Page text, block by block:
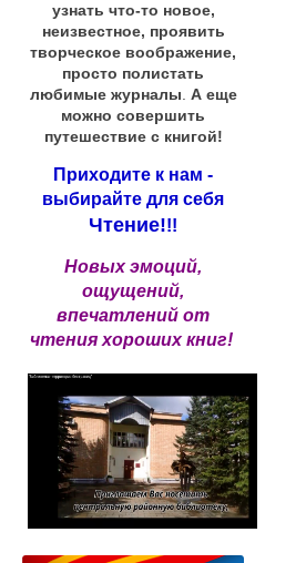
узнать что-то новое,
неизвестное, проявить
творческое воображение,
просто полистать
любимые журналы А еще
можно совершить
путешествие с книгой!
Приходите к нам -
выбирайте для себя
Чтение!!!
Новых эмоций,
ощущений,
впечатлений от
чтения хороших книг!